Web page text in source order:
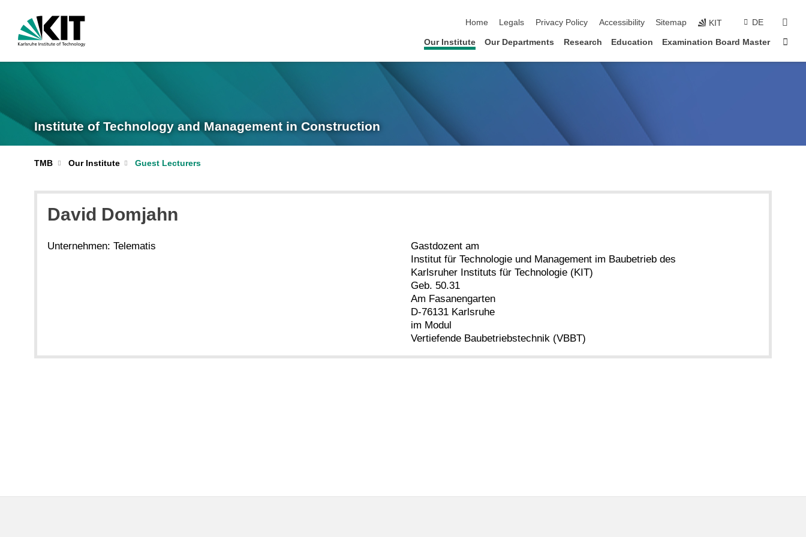
Home
Legals Privacy Policy Accessibility Sitemap KIT DE
Our Institute Our Departments Research Education Examination Board Master
Institute of Technology and Management in Construction
TMB Our Institute Guest Lecturers
David Domjahn
Unternehmen: Telematis
Gastdozent am
Institut für Technologie und Management im Baubetrieb des
Karlsruher Instituts für Technologie (KIT)
Geb. 50.31
Am Fasanengarten
D-76131 Karlsruhe
im Modul
Vertiefende Baubetriebstechnik (VBBT)